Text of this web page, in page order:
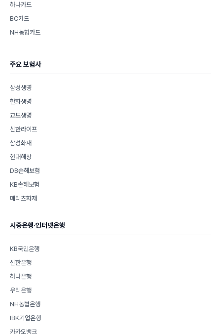
하나카드
BC카드
NH농협카드
주요 보험사
삼성생명
한화생명
교보생명
신한라이프
삼성화재
현대해상
DB손해보험
KB손해보험
메리츠화재
시중은행·인터넷은행
KB국민은행
신한은행
하나은행
우리은행
NH농협은행
IBK기업은행
카카오뱅크